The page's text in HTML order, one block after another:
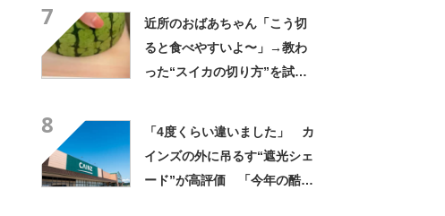
7
近所のおばあちゃん「こう切
ると食べやすいよ〜」→教わ
った“スイカの切り方”を試し
8
「4度くらい違いました」 カ
インズの外に吊るす“遮光シェ
ード”が高評価 「今年の酷暑